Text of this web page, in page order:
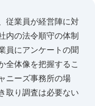
従業員が経営陣に対
内の法令順守の体制
員にアンケートの聞
全体像を把握するこ
ニーズ事務所の場
取り調査は必要ない